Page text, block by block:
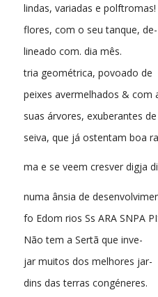
lindas, variadas e polftromas!
flores, com o seu tanque, de-
lineado com. dia mês.
tria geométrica, povoado de
peixes avermelhados & com
suas árvores, exuberantes de
seiva, que já ostentam boa
ma e se veem cresver digja
numa ânsia de
fo Edom rios Ss ARA SNPA
Não tem a Sertã que inve-
jar muitos dos melhores jar-
dins das terras congéneres.